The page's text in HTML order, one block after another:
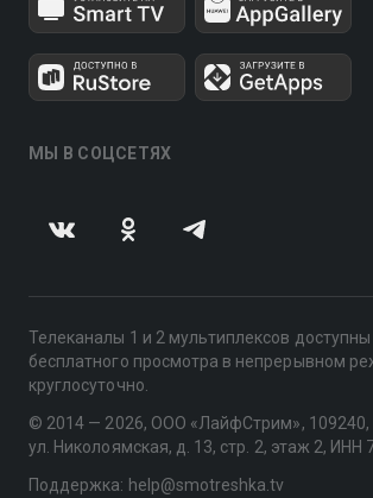
МЫ В СОЦСЕТЯХ
Телеканалы 1 и 2 мультиплексов
бесплатного просмотра в непрерывном
круглосуточно.
© 2014 — 2026, ООО «ЛайфСтрим», 109240,
ул. Николоямская, д. 13, стр. 2, этаж 2, ИНН
Поддержка: help@smotreshka.tv